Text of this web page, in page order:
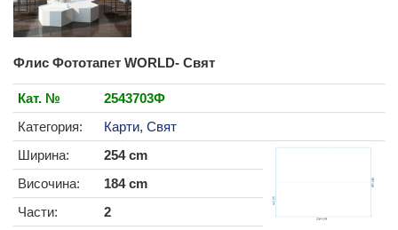
Флис Фототапет WORLD- Свят
Кат. №
2543703Ф
Категория:
Карти, Свят
Ширина:
254 cm
Височина:
184 cm
Части:
2